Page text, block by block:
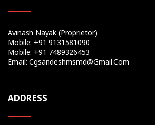
Avinash Nayak (Proprietor)
Mobile: +91 9131581090
Mobile: +91 7489326453
Email: Cgsandeshmsmd@gmail.com
ADDRESS